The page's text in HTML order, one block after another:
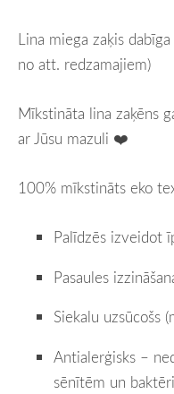
Lina miega zaķis
no att. redzamajiem)
Mīkstināta lina zaķēns
ar Jūsu mazuli ❤️
100% mīkstināts eko
Palīdzēs izveidot
Pasaules
Siekalu uzsūcošs
Antialerģisks –
sēnītēm un